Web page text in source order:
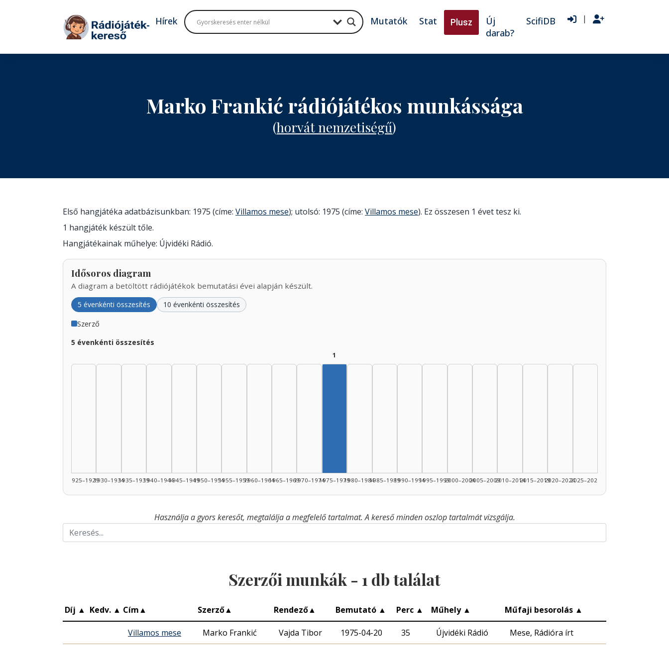
Tovább a tartalomhoz
Hírek Mutatók Stat Plusz
Új
darab?
ScifiDB |
Marko Frankić rádiójátékos munkássága
(horvát nemzetiségű)
Első hangjátéka adatbázisunkban: 1975 (címe: Villamos mese); utolsó: 1975 (címe: Villamos mese). Ez összesen 1 évet tesz ki.
1 hangjáték készült tőle.
Hangjátékainak műhelye: Újvidéki Rádió.
Idősoros diagram
A diagram a betöltött rádiójátékok bemutatási évei alapján készült.
5 évenkénti összesítés 10 évenkénti összesítés
Szerző
5 évenkénti összesítés
1925–19291930–19341935–19391940–19441945–19491950–19541955–19591960–19641965–19691970–1974
1
1975–19791980–19841985–19891990–19941995–19992000–20042005–20092010–20142015–20192020–20242025–2026
Használja a gyors keresőt, megtalálja a megfelelő tartalmat. A kereső minden oszlop tartalmát vizsgálja.
Szerzői munkák - 1 db találat
Díj ▲ Kedv. ▲ Cím▲ Szerző▲ Rendező▲ Bemutató ▲ Perc ▲ Műhely ▲ Műfaji besorolás ▲
Villamos mese Marko Frankić Vajda Tibor 1975-04-20 35 Újvidéki Rádió Mese, Rádióra írt